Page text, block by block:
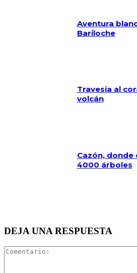
Aventura
Bariloche
Travesía al
volcán
Cazón, donde
4000 árboles
DEJA UNA RESPUESTA